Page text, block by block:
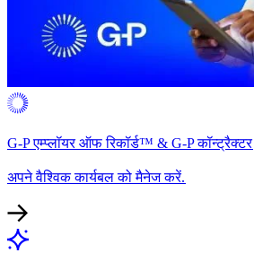
G-P एम्प्लॉयर ऑफ रिकॉर्ड™ & G-P कॉन्ट्रैक्टर​​
अपने वैश्विक कार्यबल को मैनेज करें.​​